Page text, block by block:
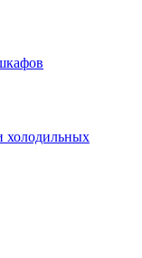
холодильных